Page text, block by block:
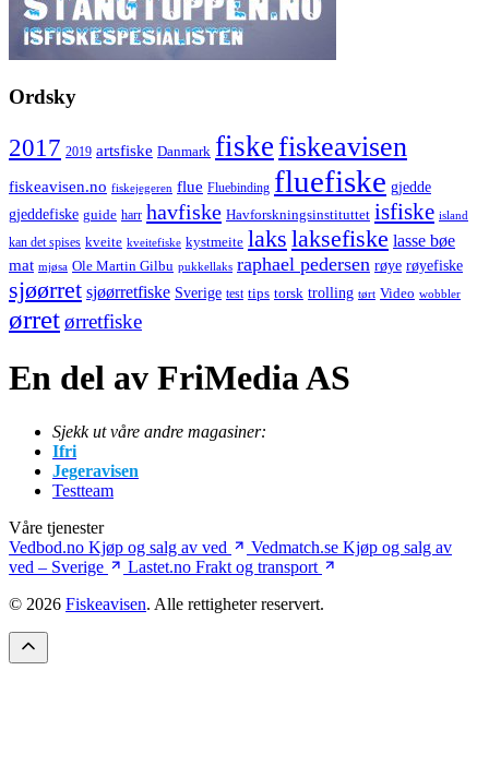
Ordsky
2017 2019 artsfiske Danmark fiskefiskeavisen
fiskeavisen.no fiskejegeren flue Fluebinding fluefiske gjedde
gjeddefiske guide harr havfiske Havforskningsinstituttet isfiske island
kan det spises kveite kveitefiske kystmeite laks laksefiske lasse bøe
mat mjøsa Ole Martin Gilbu pukkellaks raphael pedersen røye røyefiske
sjøørret sjøørretfiske Sverige test tips torsk trolling tørt Video wobbler
ørretørretfiske
En del av FriMedia AS
Sjekk ut våre andre magasiner:
Ifri
Jegeravisen
Testteam
Våre tjenester
Vedbod.no Kjøp og salg av ved Vedmatch.se Kjøp og salg av
ved – Sverige
Lastet.no Frakt og transport
© 2026 Fiskeavisen. Alle rettigheter reservert.